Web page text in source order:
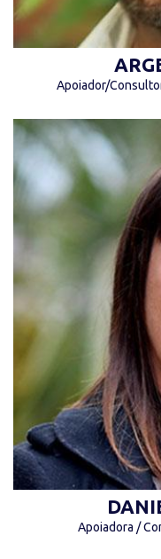
Apoiador/
“A vida é
Apoiadora /